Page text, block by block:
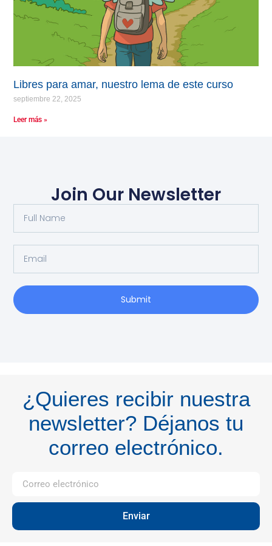
Libres para amar, nuestro lema de este curso
septiembre 22, 2025
Leer más »
Join Our Newsletter
Submit
¿Quieres recibir nuestra
newsletter? Déjanos tu
correo electrónico.
Enviar